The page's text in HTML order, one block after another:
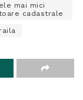
mai mici
cadastrale